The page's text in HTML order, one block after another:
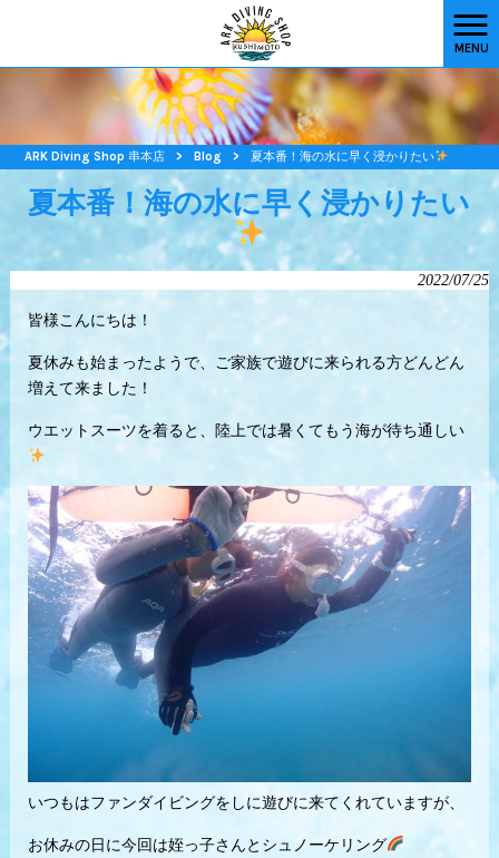
MENU
ARK Diving Shop 串本店 > Blog > 夏本番！海の水に早く浸かりたい
夏本番！海の水に早く浸かりたい
2022/07/25
皆様こんにちは！
夏休みも始まったようで、ご家族で遊びに来られる方どんどん
増えて来ました！
ウエットスーツを着ると、陸上では暑くてもう海が待ち通しい
いつもはファンダイビングをしに遊びに来てくれていますが、
お休みの日に今回は姪っ子さんとシュノーケリング